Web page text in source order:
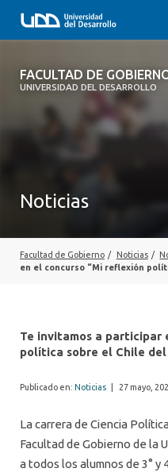
FACULTAD DE
UNIVERSIDAD DEL DESARROLLO
FACULTAD DE GOBIERNO
EXTENSIÓN
Noticias
Facultad de Gobierno / Noticias /
en el concurso “Mi reflexión
Te invitamos a participar
política sobre el Chile
Publicado en: Noticias 27 mayo,
La carrera de Ciencia
Facultad de Gobierno de la
a todos los alumnos de 3° y